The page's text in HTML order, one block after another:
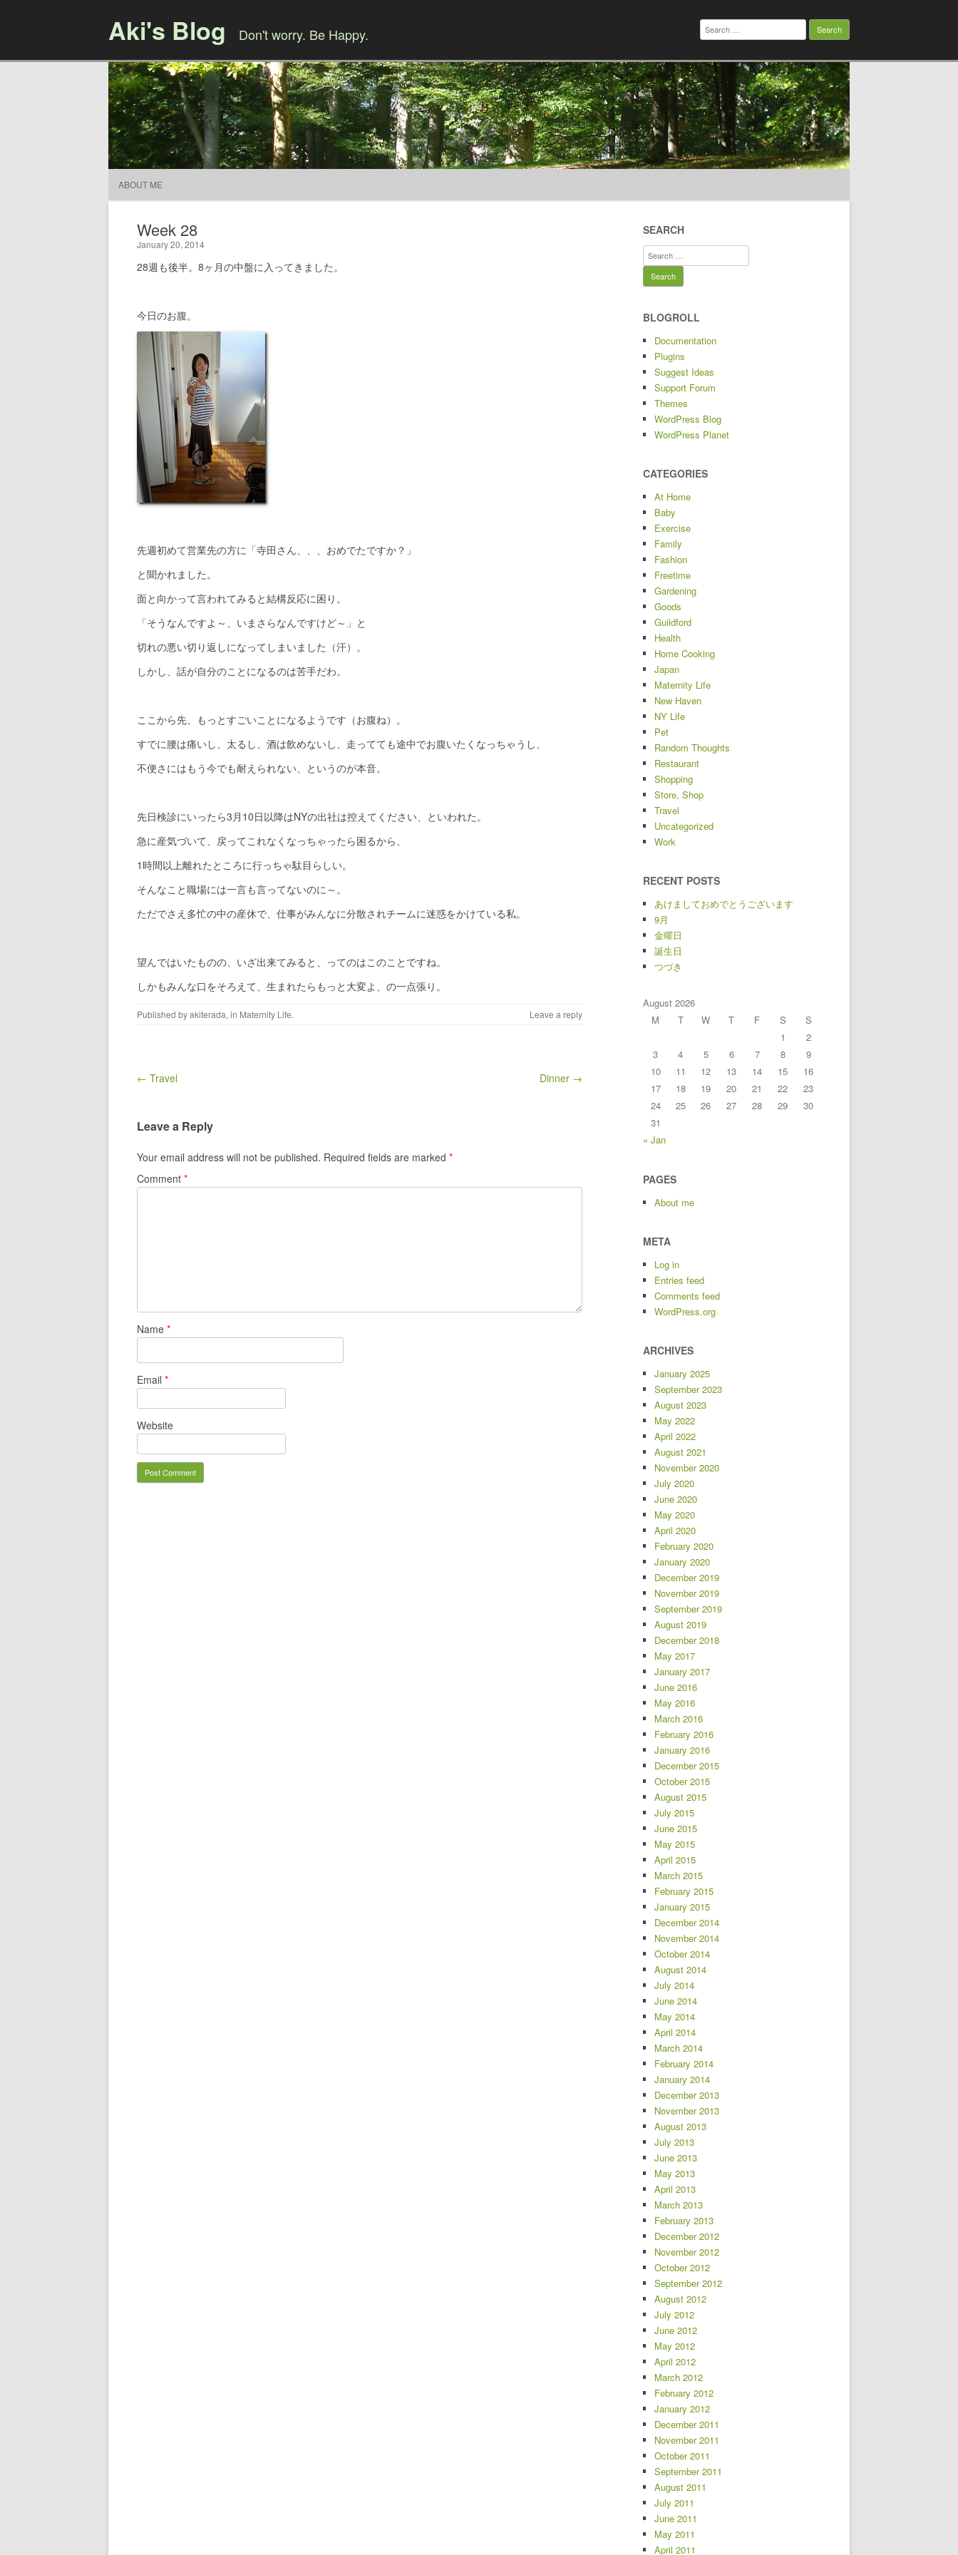
Aki's Blog Don't worry. Be Happy.
Search
for:
ABOUT ME
Week 28
January 20, 2014
28週も後半。8ヶ月の中盤に入ってきました。
今日のお腹。
先週初めて営業先の方に「寺田さん、、、おめでたですか？」
と聞かれました。
面と向かって言われてみると結構反応に困り。
「そうなんですよ～、いまさらなんですけど～」と
切れの悪い切り返しになってしまいました（汗）。
しかし、話が自分のことになるのは苦手だわ。
ここから先、もっとすごいことになるようです（お腹ね）。
すでに腰は痛いし、太るし、酒は飲めないし、走ってても途中でお腹いたくなっちゃうし、
不便さにはもう今でも耐えられない、というのが本音。
先日検診にいったら3月10日以降はNYの出社は控えてください、といわれた。
急に産気づいて、戻ってこれなくなっちゃったら困るから、
1時間以上離れたところに行っちゃ駄目らしい。
そんなこと職場には一言も言ってないのに～。
ただでさえ多忙の中の産休で、仕事がみんなに分散されチームに迷惑をかけている私。
望んではいたものの、いざ出来てみると、ってのはこのことですね。
しかもみんな口をそろえて、生まれたらもっと大変よ、の一点張り。
Published byakiterada, in Maternity Life. Leave a reply
Post navigation
← Travel Dinner →
Leave a Reply
Your email address will not be published. Required fields are marked *
Comment *
Name *
Email *
Website
SEARCH
Search
for:
BLOGROLL
Documentation
Plugins
Suggest Ideas
Support Forum
Themes
WordPress Blog
WordPress Planet
CATEGORIES
At Home
Baby
Exercise
Family
Fashion
Freetime
Gardening
Goods
Guildford
Health
Home Cooking
Japan
Maternity Life
New Haven
NY Life
Pet
Random Thoughts
Restaurant
Shopping
Store, Shop
Travel
Uncategorized
Work
RECENT POSTS
あけましておめでとうございます
9月
金曜日
誕生日
つづき
August 2026
M
T W T F S
S
1
2
3
4 5 6 7 8
9
10
11 12 13 14 15
16
17
18 19 20 21 22
23
24
25 26 27 28 29
30
31
« Jan
PAGES
About me
META
Log in
Entries feed
Comments feed
WordPress.org
ARCHIVES
January 2025
September 2023
August 2023
May 2022
April 2022
August 2021
November 2020
July 2020
June 2020
May 2020
April 2020
February 2020
January 2020
December 2019
November 2019
September 2019
August 2019
December 2018
May 2017
January 2017
June 2016
May 2016
March 2016
February 2016
January 2016
December 2015
October 2015
August 2015
July 2015
June 2015
May 2015
April 2015
March 2015
February 2015
January 2015
December 2014
November 2014
October 2014
August 2014
July 2014
June 2014
May 2014
April 2014
March 2014
February 2014
January 2014
December 2013
November 2013
August 2013
July 2013
June 2013
May 2013
April 2013
March 2013
February 2013
December 2012
November 2012
October 2012
September 2012
August 2012
July 2012
June 2012
May 2012
April 2012
March 2012
February 2012
January 2012
December 2011
November 2011
October 2011
September 2011
August 2011
July 2011
June 2011
May 2011
April 2011